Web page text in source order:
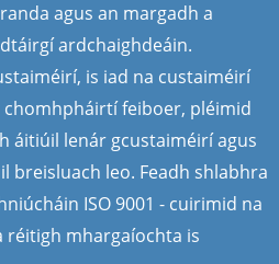
agus an margadh a
ardchaighdeáin.
is iad na custaiméirí
feiboer, pléimid
áitiúil lenár gcustaiméirí agus
leo. Feadh shlabhra
ISO 9001 - cuirimid na
réitigh mhargaíochta is